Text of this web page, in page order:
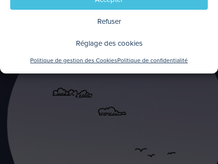
Refuser
Réglage des cookies
Politique de gestion des CookiesPolitique de confidentialité